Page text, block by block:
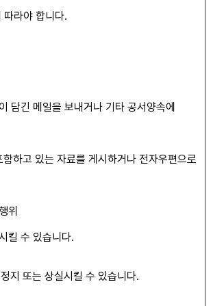
라야 합니다.
담긴 메일을 보내거나 기타 공서양속에
하고 있는 자료를 게시하거나 전자우편으로
위
킬 수 있습니다.
지 또는 상실시킬 수 있습니다.